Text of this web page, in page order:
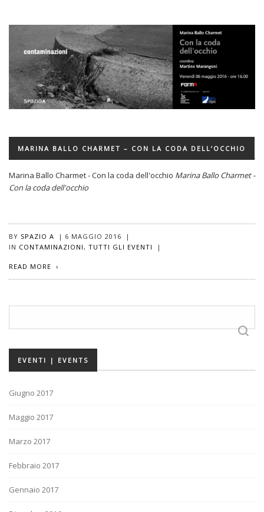
MARINA BALLO CHARMET – CON LA CODA DELL’OCCHIO
Marina Ballo Charmet - Con la coda dell'occhio Marina Ballo Charmet -
Con la coda dell'occhio
BY SPAZIO A | 6 MAGGIO 2016
|
IN CONTAMINAZIONI , TUTTI GLI EVENTI |
READ MORE
EVENTI | EVENTS
Giugno 2017
Maggio 2017
Marzo 2017
Febbraio 2017
Gennaio 2017